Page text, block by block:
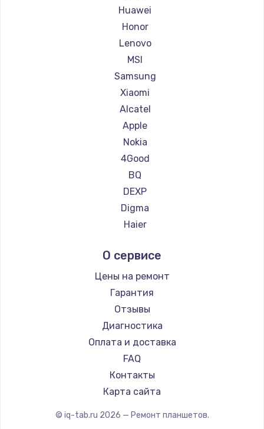
Ремонт планшетов Amazon
Ремонт планшетов Aquarius
Ремонт планшетов Philips
Ремонт планшетов Dell
Ремонт планшетов HP
Ремонт планшетов Getac
Ремонт планшетов ZTE
Ремонт планшетов Google
Ремонт планшетов Navitel
Ремонт планшетов Teclast
Ремонт планшетов CHUWI
Huawei
Honor
Lenovo
MSI
Samsung
Xiaomi
Alcatel
Apple
Nokia
4Good
BQ
DEXP
Digma
Haier
Prestigio
Microsoft
BlackView
Amazon
Aquarius
Philips
Dell
HP
Getac
О сервисе
Цены на ремонт
Гарантия
Отзывы
Диагностика
Оплата и доставка
FAQ
Контакты
Карта сайта
© iq-tab.ru 2026 — Ремонт планшетов.